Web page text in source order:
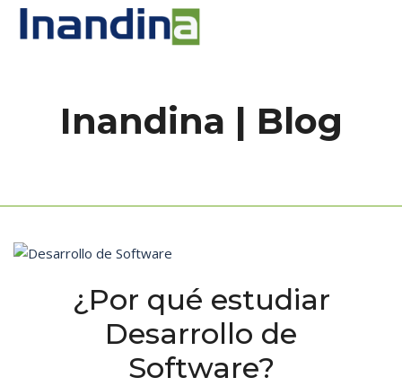
Inicio
Inandina | Blog
¿Por qué estudiar
Desarrollo de
Software?